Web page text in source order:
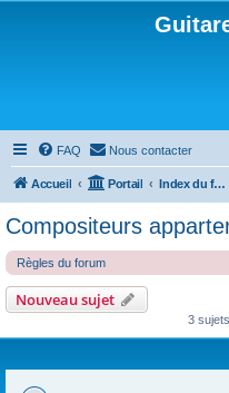
FAQ Nous contacter
Accueil Portail Index du forum
Compositeurs
Règles du forum
Nouveau sujet
3